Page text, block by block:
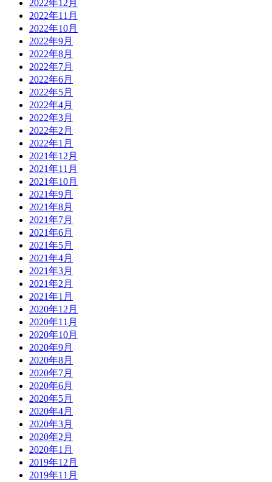
2022年12月
2022年11月
2022年10月
2022年9月
2022年8月
2022年7月
2022年6月
2022年5月
2022年4月
2022年3月
2022年2月
2022年1月
2021年12月
2021年11月
2021年10月
2021年9月
2021年8月
2021年7月
2021年6月
2021年5月
2021年4月
2021年3月
2021年2月
2021年1月
2020年12月
2020年11月
2020年10月
2020年9月
2020年8月
2020年7月
2020年6月
2020年5月
2020年4月
2020年3月
2020年2月
2020年1月
2019年12月
2019年11月